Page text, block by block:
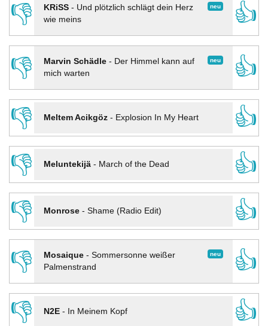
👎
neu
KRiSS- Und plötzlich schlägt dein Herz
wie meins
👍
👎 neu
Marvin Schädle- Der Himmel kann auf
mich warten
👍
👎
Meltem Acikgöz- Explosion In My Heart
👍
👎
Meluntekijä- March of the Dead
👍
👎
Monrose- Shame (Radio Edit)
👍
👎
neu
Mosaique- Sommersonne weißer
Palmenstrand
👍
👎
N2E- In Meinem Kopf
👍